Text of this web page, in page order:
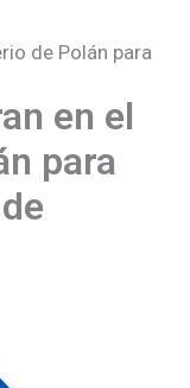
de Polán para
en el
para